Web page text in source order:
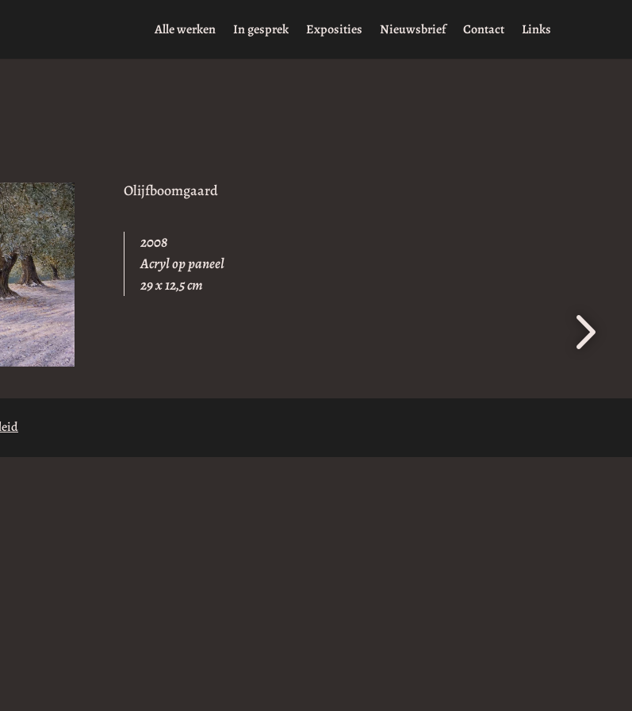
Alle werken In gesprek Exposities Nieuwsbrief Contact Links
5
Olijfboomgaard
2008
Acryl op paneel
29 x 12,5 cm